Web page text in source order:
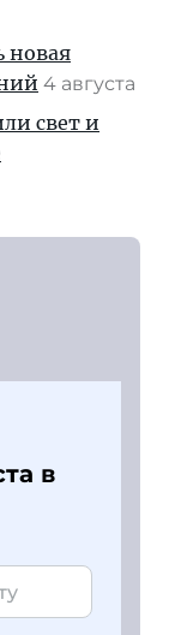
новая
4 августа
свет и
в